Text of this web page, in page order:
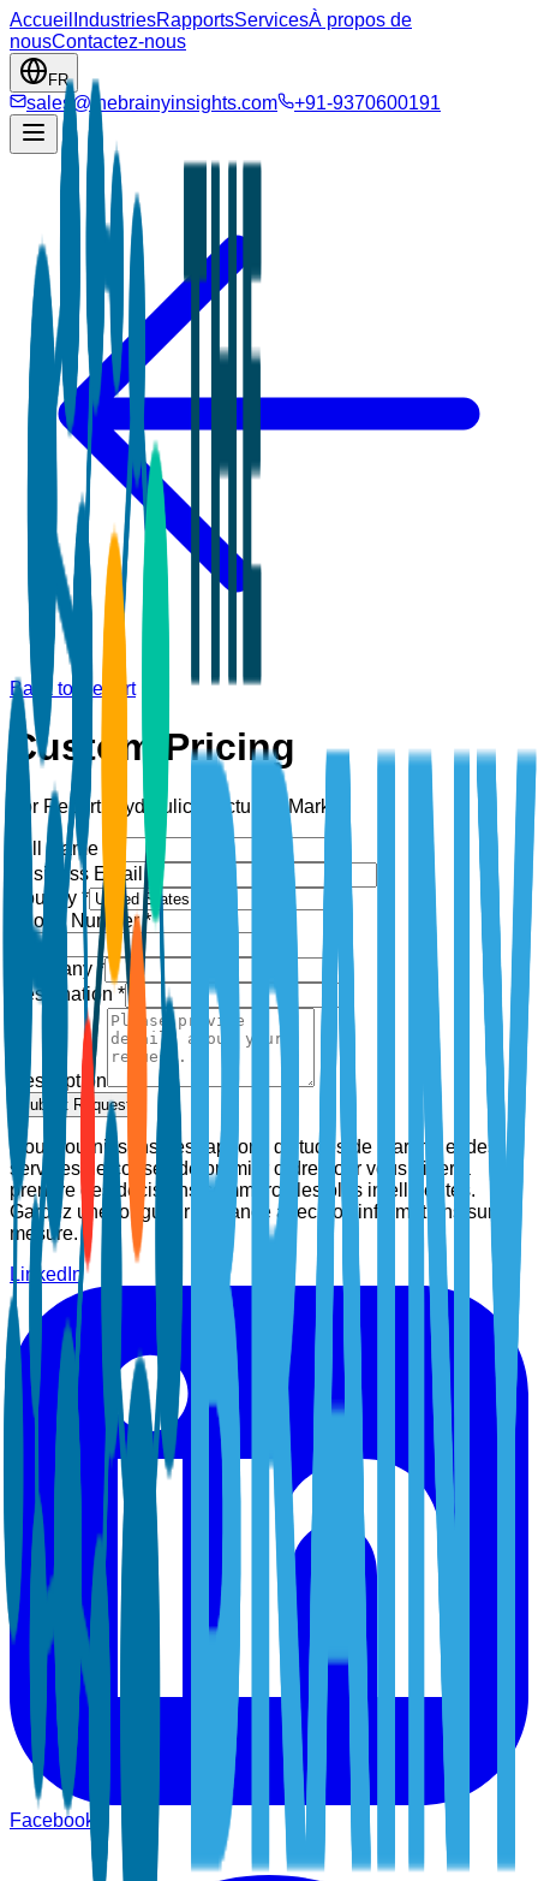
Accueil IndustriesRapportsServicesÀ propos de
nousContactez-nous
FR
sales@thebrainyinsights.com +91-9370600191
Back to Report
Custom Pricing
For Report: Hydraulic Fracturing Market
Full Name *
Business Email *
Country *
Phone Number *
Company *
Designation *
Description
Submit Request
Nous fournissons des rapports d'études de marché et des
services de conseil de premier ordre pour vous aider à
prendre des décisions commerciales plus intelligentes.
Gardez une longueur d'avance avec nos informations sur
mesure.
LinkedIn
Facebook